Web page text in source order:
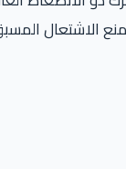
الاشتعال